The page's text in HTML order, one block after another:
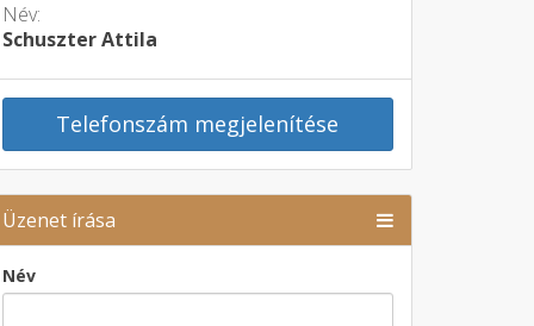
Név:
Schuszter Attila
Telefonszám megjelenítése
Üzenet írása
Név